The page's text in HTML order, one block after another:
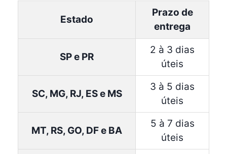
Estado
Prazo de
entrega
SP e PR
2 à 3 dias
úteis
SC, MG, RJ, ES e MS
3 à 5 dias
úteis
MT, RS, GO, DF e BA
5 à 7 dias
úteis